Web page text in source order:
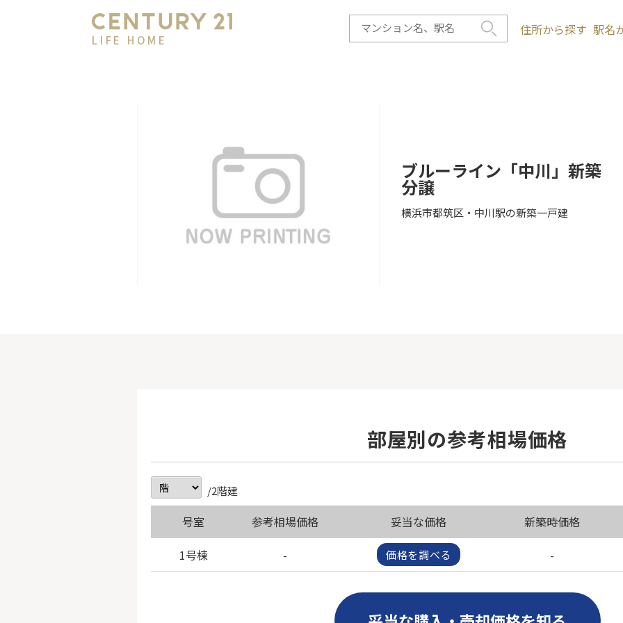
LIFE HOME
住所から探す 駅名
ブルーライン「中川」新築
分譲
横浜市都筑区・中川駅の新築一戸建
部屋別の参考相場価格
/2階建
号室 参考相場価格 妥当な価格 新築時価格
1号棟
- 価格を調べる -